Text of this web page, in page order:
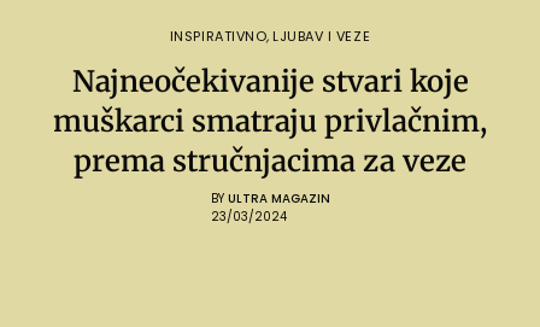
INSPIRATIVNO, LJUBAV I VEZE
Najneočekivanije stvari koje
muškarci smatraju privlačnim,
prema stručnjacima za veze
BY ULTRA MAGAZIN
23/03/2024